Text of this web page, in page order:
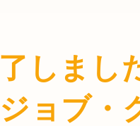
了しま
ョブ・